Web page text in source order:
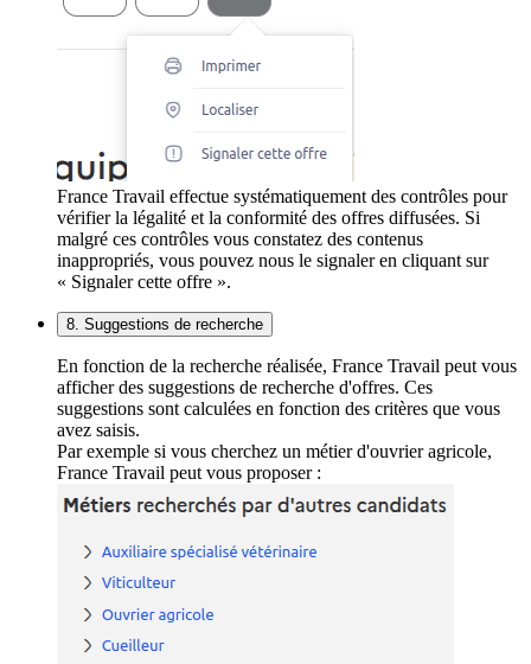
France Travail effectue systématiquement des contrôles pour
vérifier la légalité et la conformité des offres diffusées. Si
malgré ces contrôles vous constatez des contenus
inappropriés, vous pouvez nous le signaler en cliquant sur
« Signaler cette offre ».
8. Suggestions de recherche
En fonction de la recherche réalisée, France Travail peut vous
afficher des suggestions de recherche d'offres. Ces
suggestions sont calculées en fonction des critères que vous
avez saisis.
Par exemple si vous cherchez un métier d'ouvrier agricole,
France Travail peut vous proposer :